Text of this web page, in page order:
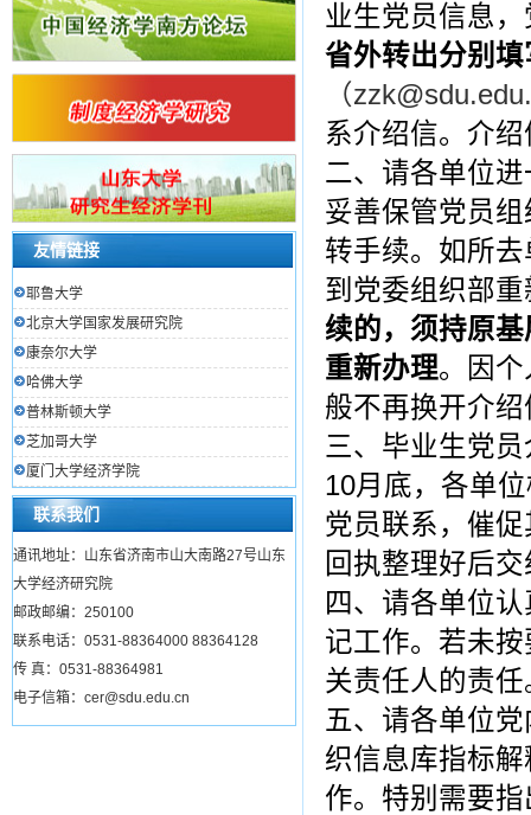
友情链接
耶鲁大学
北京大学国家发展研究院
康奈尔大学
哈佛大学
普林斯顿大学
芝加哥大学
厦门大学经济学院
联系我们
通讯地址：山东省济南市山大南路27号山东
大学经济研究院
邮政邮编：250100
联系电话：0531-88364000 88364128
传 真：0531-88364981
电子信箱：cer@sdu.edu.cn
业生党员信息
省外转出分别填
（
系介绍信。介
二、请各单位
妥善保管党员
转手续。如所
到党委组织部
续的，须持原
重新办理。因
般不再换开介绍
三、毕业生党
10月底，各单
党员联系，催
回执整理好后
四、请各单位
记工作。若未
关责任人的责任
五、请各单位
织信息库指标
作。特别需要